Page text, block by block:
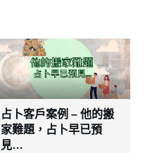
占卜客戶案例 – 他的搬
家難題，占卜早已預
見…